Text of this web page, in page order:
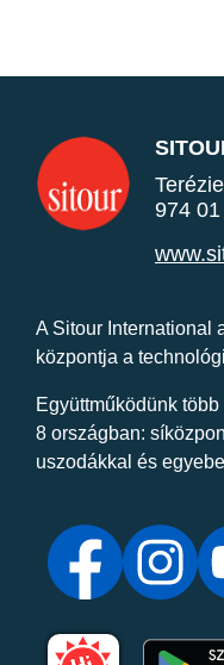
974
A Sitour International
központja a
Együttműködünk
8 országban:
uszodákkal és